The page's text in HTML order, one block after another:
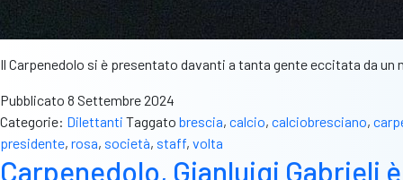
Il Carpenedolo si è presentato davanti a tanta gente eccitata da
Pubblicato 8 Settembre 2024
Categorie: Dilettanti Taggato brescia, calcio, calciobresciano,
presidente, rosa, società, staff, volta
Carpenedolo, Gianluigi Gabrieli